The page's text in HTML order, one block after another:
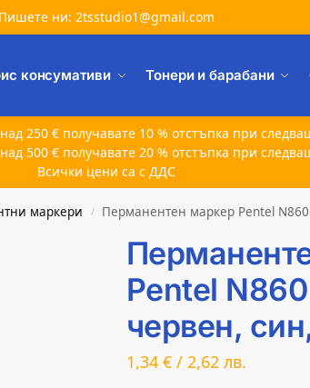
Пишете ни: 2tsstudio1@gmail.com
консумативи Тонери и барабани
250 € получавате 10 % отстъпка при
500 € получавате 20 % отстъпка при
Всички цени са с ДДС
маркери / Перманентен маркер Pentel
Pentel
червен,
1,34 € / 2,62 лв.